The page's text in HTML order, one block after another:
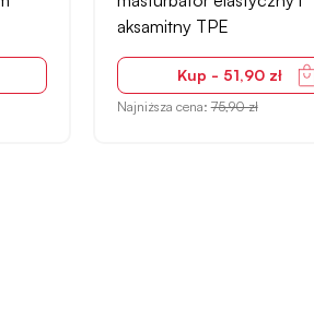
aksamitny TPE
Kup - 51,90 zł
Najniższa cena:75,90 zł